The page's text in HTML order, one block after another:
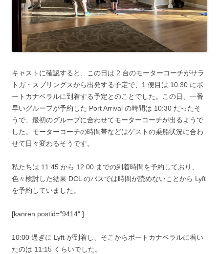
キャストに確認すると、この日は 2 台のモーターコーチがサラ
トガ・スプリングスから出発する予定で、1 便目は 10:30 にポ
ートカナベラルに到着する予定とのことでした。この日、一番
早いグループが予約した Port Arrival の時間は 10:30 だったそ
うで、最初のグループに合わせてモーターコーチが出るようで
した。モーターコーチの時間帯などはゲストの乗船状況に合わ
せて日々変わるそうです。
私たちは 11:45 から 12:00 までの到着時間を予約しており、
色々検討した結果 DCL のバスでは時間が読めないことから Lyft
を予約していました。
[kanren postid=”9414″ ]
10:00 過ぎに Lyft が到着し、そこからポートカナベラルに着い
たのは 11:15 くらいでした。